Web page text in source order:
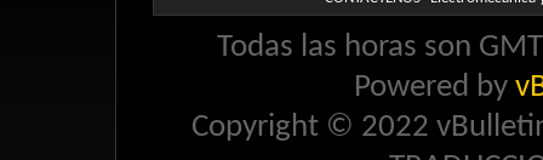
Todas las horas son
Powered by
Copyright © 2022